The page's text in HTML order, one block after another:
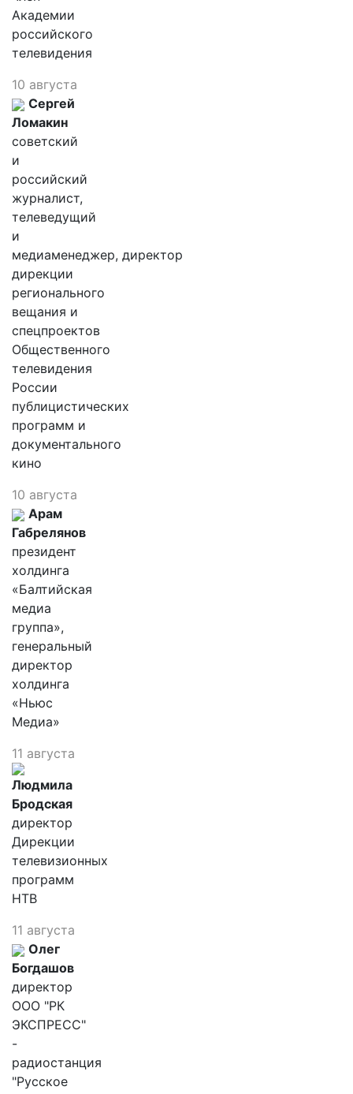
Академии
российского
телевидения
10 августа
Сергей
Ломакин
советский
и
российский
журналист,
телеведущий
и
медиаменеджер, директор
дирекции
регионального
вещания и
спецпроектов
Общественного
телевидения
России
публицистических
программ и
документального
кино
10 августа
Арам
Габрелянов
президент
холдинга
«Балтийская
медиа
группа»,
генеральный
директор
холдинга
«Ньюс
Медиа»
11 августа
Людмила
Бродская
директор
Дирекции
телевизионных
программ
НТВ
11 августа
Олег
Богдашов
директор
ООО "РК
ЭКСПРЕСС"
-
радиостанция
"Русское